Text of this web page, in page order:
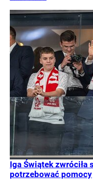
Iga Świątek
potrzebować pomocy